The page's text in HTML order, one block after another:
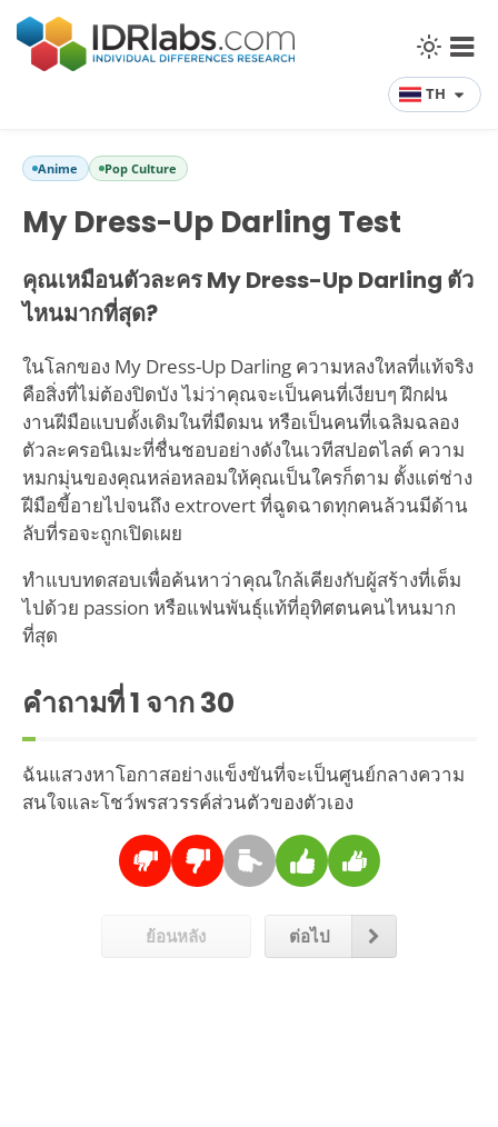
TH
Anime Pop Culture
My Dress-Up Darling Test
คุณเหมือนตัวละคร My Dress-Up Darling ตัว
ไหนมากที่สุด?
ในโลกของ My Dress-Up Darling ความหลงใหลที่แท้จริง
คือสิ่งที่ไม่ต้องปิดบัง ไม่ว่าคุณจะเป็นคนที่เงียบๆ ฝึกฝน
งานฝีมือแบบดั้งเดิมในที่มืดมน หรือเป็นคนที่เฉลิมฉลอง
ตัวละครอนิเมะที่ชื่นชอบอย่างดังในเวทีสปอตไลต์ ความ
หมกมุ่นของคุณหล่อหลอมให้คุณเป็นใครก็ตาม ตั้งแต่ช่าง
ฝีมือขี้อายไปจนถึง extrovert ที่ฉูดฉาดทุกคนล้วนมีด้าน
ลับที่รอจะถูกเปิดเผย
ทำแบบทดสอบเพื่อค้นหาว่าคุณใกล้เคียงกับผู้สร้างที่เต็ม
ไปด้วย passion หรือแฟนพันธุ์แท้ที่อุทิศตนคนไหนมาก
ที่สุด
คำถามที่1 จาก 30
ฉันแสวงหาโอกาสอย่างแข็งขันที่จะเป็นศูนย์กลางความ
สนใจและโชว์พรสวรรค์ส่วนตัวของตัวเอง
ย้อนหลัง ต่อไป